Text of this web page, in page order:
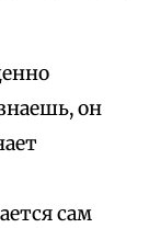
он
сам